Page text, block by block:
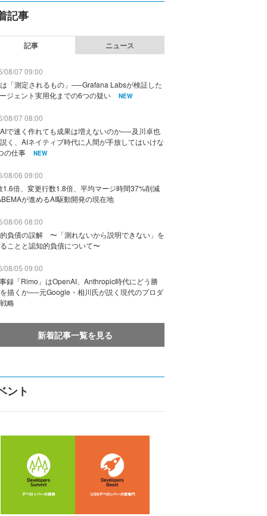
記事
記事 ニュース
08/07 09:00
「測定されるもの」──Grafana Labsが検証した
ジェント実用化までの6つの疑い
NEW
08/07 08:00
で速く作れても成果は増えないのか──及川卓也
く、AIネイティブ時代に人間が手放してはいけな
の仕事
NEW
08/06 09:00
1.6倍、変更行数1.8倍、平均マージ時間37%削減
が進めるAI駆動開発の現在地
08/06 08:00
負債の誤解 〜「測れないから説明できない」を
ことと認知的負債について〜
08/05 09:00
録「Rimo」はOpenAI、Anthropic時代にどう勝
描くか──元Google・相川氏が説く現代のプロダ
略
新着記事一覧を見る
ント